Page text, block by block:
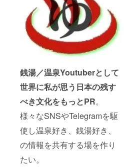
銭湯／温泉Youtuberとして
世界に私が思う日本の残す
べき文化をもっとPR。
様々なSNSやTelegramを駆
使し温泉好き、銭湯好き、
の情報を共有する場を作り
たい。